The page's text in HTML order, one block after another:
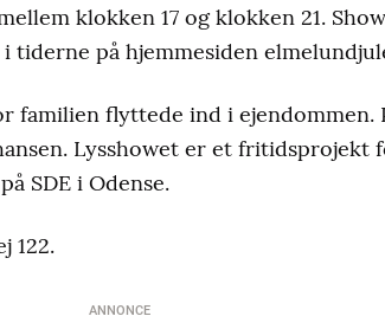
klokken 17 og klokken 21.
tiderne på hjemmesiden
familien flyttede ind i
Lysshowet er et fritidsprojekt
SDE i Odense.
122.
ANNONCE